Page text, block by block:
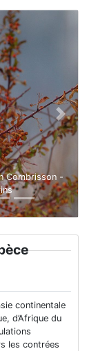
Combrisson -
Next
continentale
d’Afrique du
les contrées